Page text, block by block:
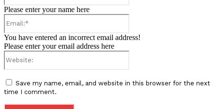
Please enter your name here
You have entered an incorrect email address!
Please enter your email address here
Save my name, email, and website in this browser for the next
time I comment.